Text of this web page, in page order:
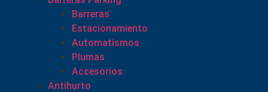
Barreras
Estacionamiento
Automatismos
Plumas
Accesorios
Antihurto